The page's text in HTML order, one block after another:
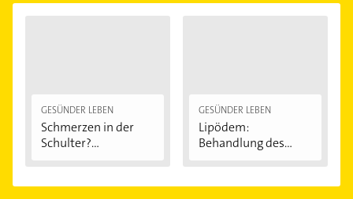
GESÜNDER LEBEN
Schmerzen in der
Schulter?
GESÜNDER LEBEN
Lipödem:
Behandlung des